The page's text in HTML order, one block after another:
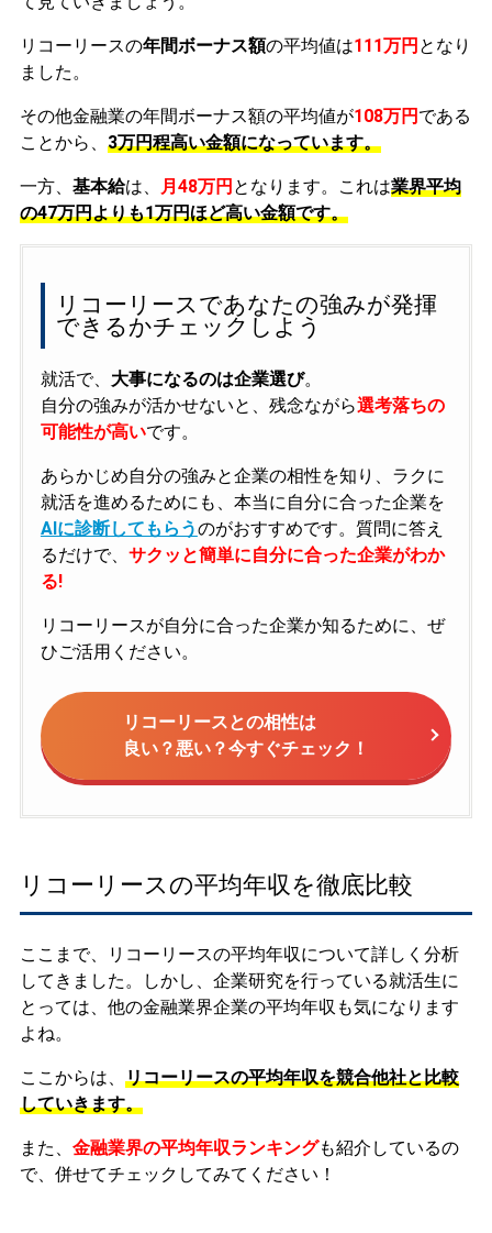
リコーリースの年間ボーナス額の平均値は111万円 となり
ました。
その他金融業の年間ボーナス額の平均値が108万円 である
ことから、 3万円程高い金額になっています。
一方、 基本給は、 月48万円 となります。これは業界平均
の47万円よりも1万円ほど高い金額です。
リコーリースであなたの強みが発揮
できるかチェックしよう
就活で、 大事になるのは企業選び。
自分の強みが活かせないと、残念ながら選考落ちの
可能性が高いです。
あらかじめ自分の強みと企業の相性を知り、ラクに
就活を進めるためにも、本当に自分に合った企業を
AIに診断してもらうのがおすすめです。質問に答え
るだけで、 サクッと簡単に自分に合った企業がわか
る!
リコーリースが自分に合った企業か知るために、ぜ
ひご活用ください。
リコーリースとの相性は
良い？悪い？今すぐチェック！
リコーリースの平均年収を徹底比較
ここまで、リコーリースの平均年収について詳しく分析
してきました。しかし、企業研究を行っている就活生に
とっては、他の金融業界企業の平均年収も気になります
よね。
ここからは、 リコーリースの平均年収を競合他社と比較
していきます。
また、 金融業界の平均年収ランキングも紹介しているの
で、併せてチェックしてみてください！